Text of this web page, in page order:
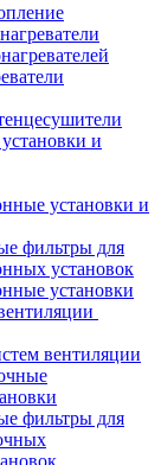
и
установки и
фильтры для
установок
установки
вентиляции
фильтры для